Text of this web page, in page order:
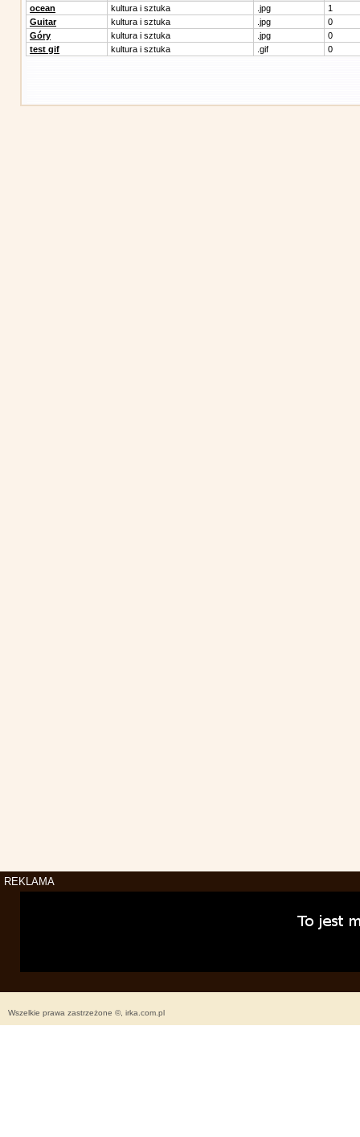
ocean kultura i sztuka .jpg
1
Guitar
kultura i sztuka .jpg
0
Góry
kultura i sztuka .jpg
0
test gif
kultura i sztuka .gif 0
REKLAMA
Wszelkie prawa zastrzeżone ©, irka.com.pl